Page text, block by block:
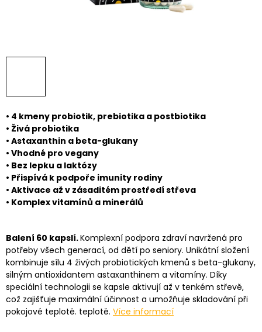
• ​4 kmeny probiotik, prebiotika a postbiotika
• ​Živá probiotika
• ​Astaxanthin a beta-glukany
• ​Vhodné pro vegany
• ​Bez lepku a laktózy
• ​Přispívá k podpoře imunity rodiny
• ​​Aktivace až v zásaditém prostředí střeva
• ​Komplex vitamínů a minerálů
Balení 60 kapslí.Komplexní podpora zdraví navržená pro
potřeby všech generací, od dětí po seniory. Unikátní složení
kombinuje sílu 4 živých probiotických kmenů s beta-glukany,
silným antioxidantem astaxanthinem a vitamíny. Díky
speciální technologii se kapsle aktivují až v tenkém střevě,
což zajišťuje maximální účinnost a umožňuje skladování při
pokojové teplotě. teplotě. Více informací